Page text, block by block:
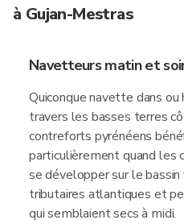
à Gujan-Mestras
Navetteurs matin et
Quiconque navette dans
travers les basses terres
contreforts pyrénéens
particulièrement quand les
se développer sur le
tributaires atlantiques et
qui semblaient secs à midi.